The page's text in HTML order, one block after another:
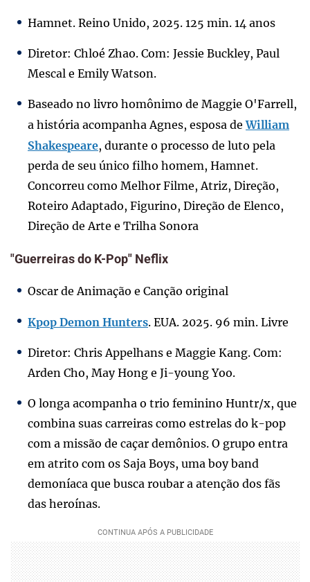
Hamnet. Reino Unido, 2025. 125 min. 14 anos
Diretor: Chloé Zhao. Com: Jessie Buckley, Paul
Mescal e Emily Watson.
Baseado no livro homônimo de Maggie O'Farrell,
a história acompanha Agnes, esposa deWilliam
Shakespeare, durante o processo de luto pela
perda de seu único filho homem, Hamnet.
Concorreu como Melhor Filme, Atriz, Direção,
Roteiro Adaptado, Figurino, Direção de Elenco,
Direção de Arte e Trilha Sonora
"Guerreiras do K-Pop" Neflix
Oscar de Animação e Canção original
Kpop Demon Hunters. EUA. 2025. 96 min. Livre
Diretor: Chris Appelhans e Maggie Kang. Com:
Arden Cho, May Hong e Ji-young Yoo.
O longa acompanha o trio feminino Huntr/x, que
combina suas carreiras como estrelas do k-pop
com a missão de caçar demônios. O grupo entra
em atrito com os Saja Boys, uma boy band
demoníaca que busca roubar a atenção dos fãs
das heroínas.